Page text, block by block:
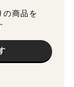
の商品を